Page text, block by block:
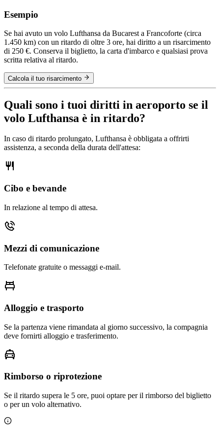
Esempio
Se hai avuto un volo Lufthansa da Bucarest a Francoforte (circa
1.450 km) con un ritardo di oltre 3 ore, hai diritto a un risarcimento
di 250 €. Conserva il biglietto, la carta d'imbarco e qualsiasi prova
scritta relativa al ritardo.
Calcola il tuo risarcimento
Quali sono i tuoi diritti in aeroporto se il
volo Lufthansa è in ritardo?
In caso di ritardo prolungato, Lufthansa è obbligata a offrirti
assistenza, a seconda della durata dell'attesa:
Cibo e bevande
In relazione al tempo di attesa.
Mezzi di comunicazione
Telefonate gratuite o messaggi e-mail.
Alloggio e trasporto
Se la partenza viene rimandata al giorno successivo, la compagnia
deve fornirti alloggio e trasferimento.
Rimborso o riprotezione
Se il ritardo supera le 5 ore, puoi optare per il rimborso del biglietto
o per un volo alternativo.